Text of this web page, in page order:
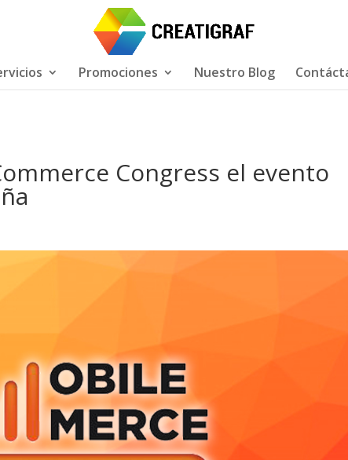
Promociones Nuestro Blog
Congress el evento